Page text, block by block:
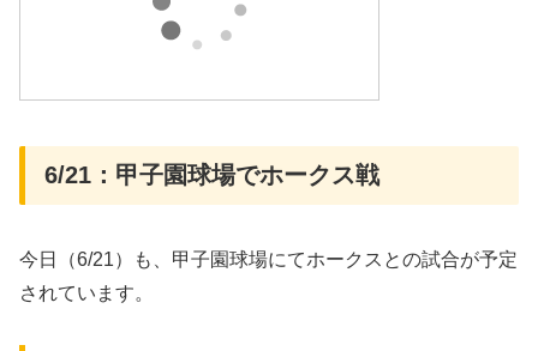
6/21：甲子園球場でホークス戦
今日（6/21）も、甲子園球場にてホークスとの試合が予定
されています。